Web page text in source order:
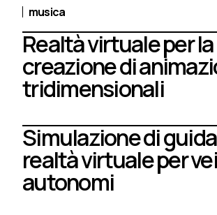
musica
Realtà virtuale per la
creazione di
tridimensionali
Simulazione di
realtà virtuale per
autonomi